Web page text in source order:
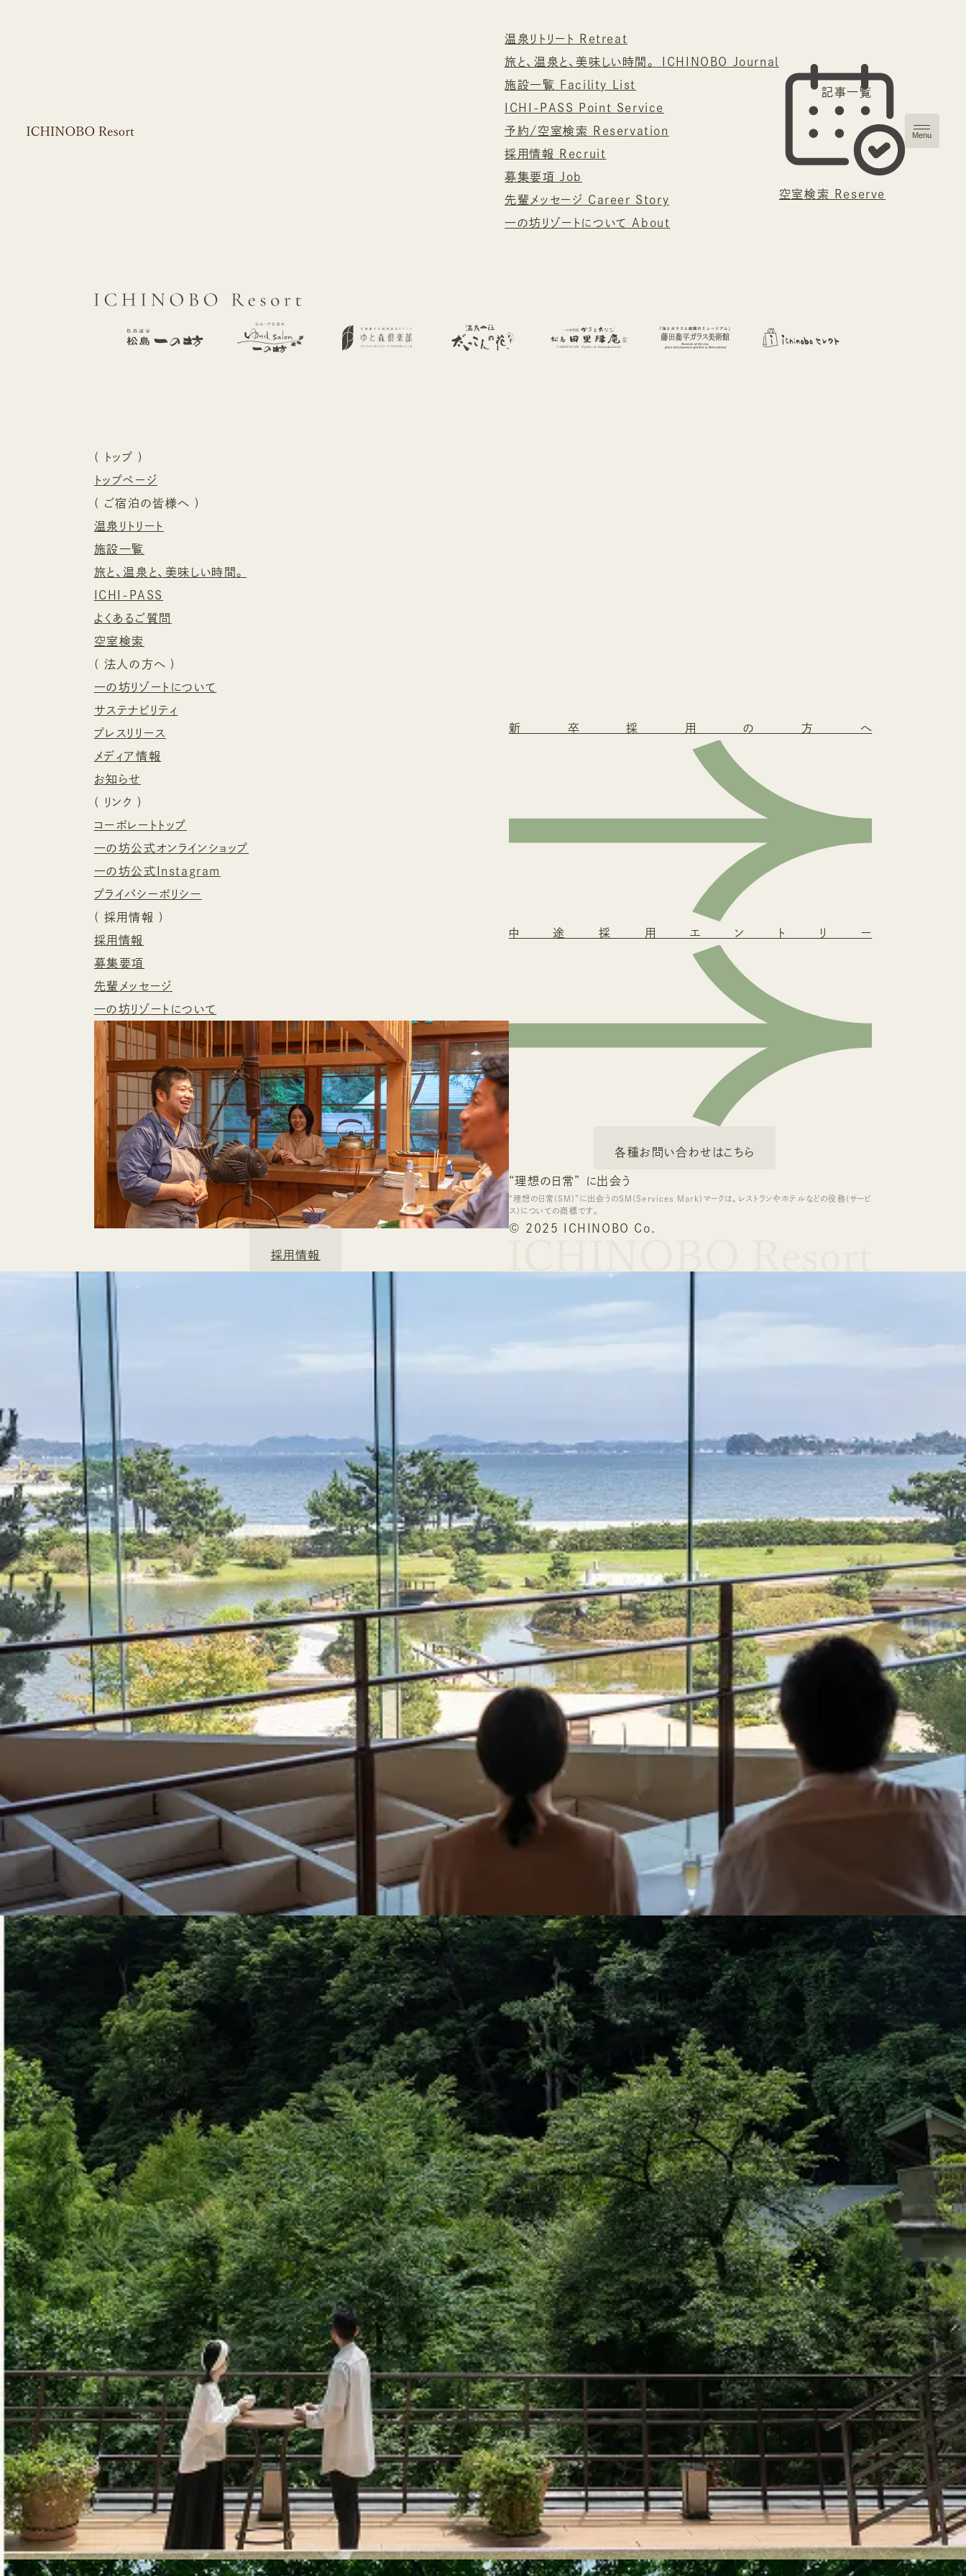
温泉リトリート
Retreat
旅と、温泉と、美味しい時間。
ICHINOBO Journal
施設一覧
Facility List
ICHI-PASS
Point Service
予約/空室検索
Reservation
採用情報
Recruit
募集要項
Job
先輩メッセージ
Career Story
一の坊リゾートについて
About
空室検索 Reserve
Menu
記事一覧
( トップ )
トップページ
(
ご宿泊の皆様へ )
温泉リトリート
施設一覧
旅と、温泉と、美味しい時間。
ICHI-PASS
よくあるご質問
空室検索
(
法人の方へ )
一の坊リゾートについて
サステナビリティ
プレスリリース
メディア情報
お知らせ
(
リンク
)
コーポレートトップ
一の坊公式オンラインショップ
一の坊公式Instagram
プライバシーポリシー
(
採用情報
)
採用情報
募集要項
先輩メッセージ
一の坊リゾートについて
採用情報
新卒採用の方へ
中途採用エントリー
各種お問い合わせはこちら
“理想の日常” に出会う
“理想の日常(SM)”に出会うのSM(Services Mark)マークは、レストランやホテルなどの役務(サービ
ス)についての商標です。
© 2025 ICHINOBO Co.